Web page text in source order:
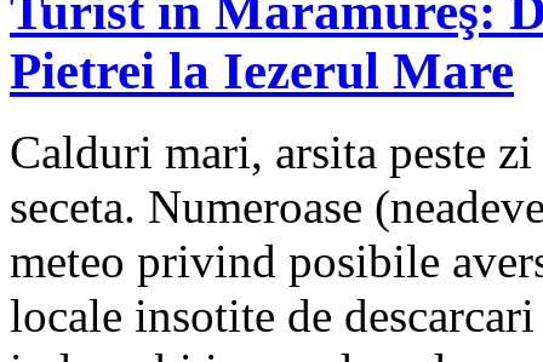
Turist în Maramureş:
Pietrei la Iezerul Mare
Calduri mari, arsita peste
seceta. Numeroase
meteo privind posibile
locale insotite de